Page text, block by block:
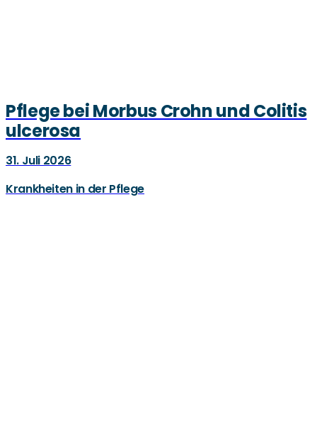
Pflege bei Morbus Crohn und Colitis
ulcerosa
31. Juli 2026
Krankheiten in der Pflege